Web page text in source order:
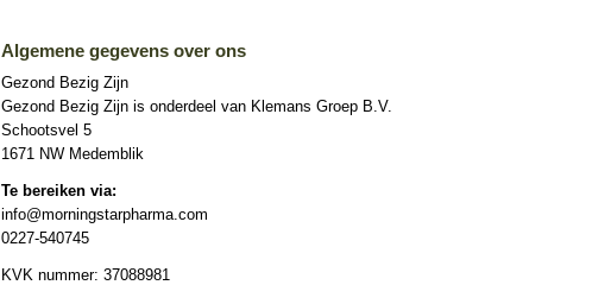
Algemene gegevens over ons
Gezond Bezig Zijn
Gezond Bezig Zijn is onderdeel van Klemans Groep B.V.
Schootsvel 5
1671 NW Medemblik
Te bereiken via:
info@morningstarpharma.com
0227-540745
KVK nummer: 37088981